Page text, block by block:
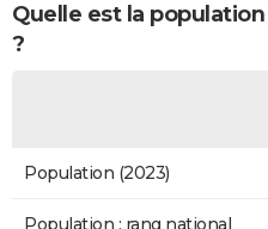
Quelle est la
?
Population (2023)
Population : rang national